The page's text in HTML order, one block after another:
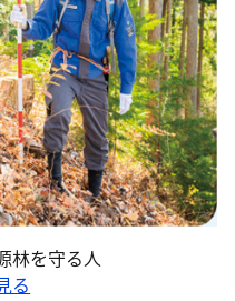
林を守る人
る